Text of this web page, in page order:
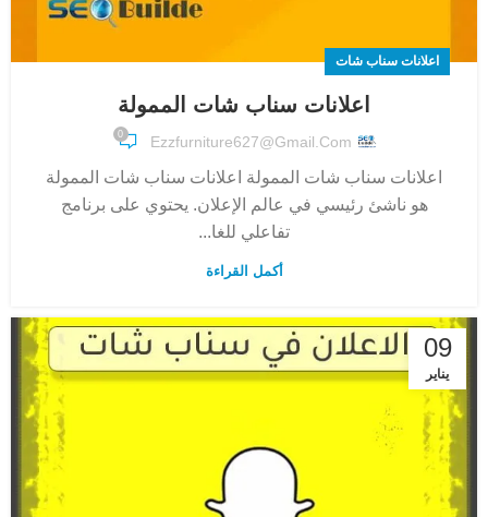
اعلانات سناب شات
اعلانات سناب شات الممولة
Ezzfurniture627@gmail.com
0
اعلانات سناب شات الممولة اعلانات سناب شات الممولة
هو ناشئ رئيسي في عالم الإعلان. يحتوي على برنامج
تفاعلي للغا...
أكمل القراءة
09
يناير